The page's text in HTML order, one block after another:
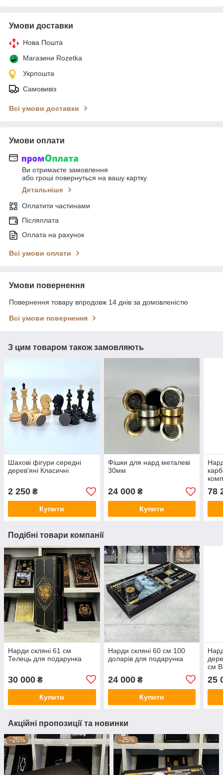
Умови доставки
Нова Пошта
Магазини Rozetka
Укрпошта
Самовивіз
Всі умови доставки
Умови оплати
Ви отримаєте замовлення
або гроші повернуться на вашу картку
Детальніше
Оплатити частинами
Післяплата
Оплата на рахунок
Всі умови оплати
Умови повернення
Повернення товару впродовж 14 днів за домовленістю
Всі умови повернення
З цим товаром також замовляють
Шахові фігури середні
дерев'яні Класичні
2 250 ₴
Купити
Фішки для нард металеві
30мм
24 000₴
Купити
78
Подібні товари компанії
Нарди скляні 61 см
Телець для подарунка
30 000 ₴
Купити
Нарди скляні 60 см 100
доларів для подарунка
24 000₴
Купити
см
25
Акційні пропозиції та новинки
–25% –25%